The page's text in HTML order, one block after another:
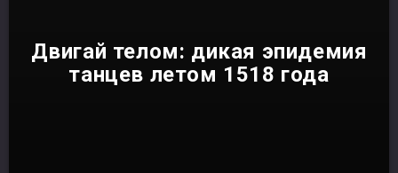
Двигай телом: дикая эпидемия
танцев летом 1518 года